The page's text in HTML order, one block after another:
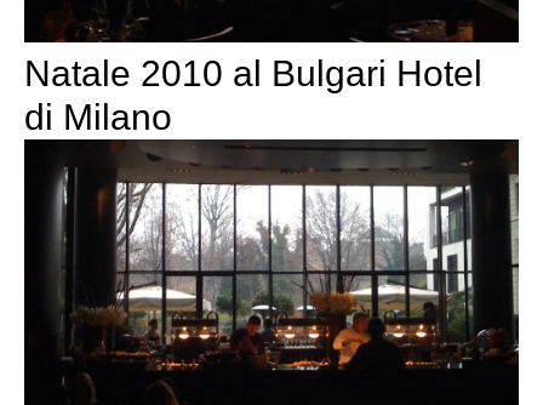
Natale 2010 al Bulgari Hotel
di Milano